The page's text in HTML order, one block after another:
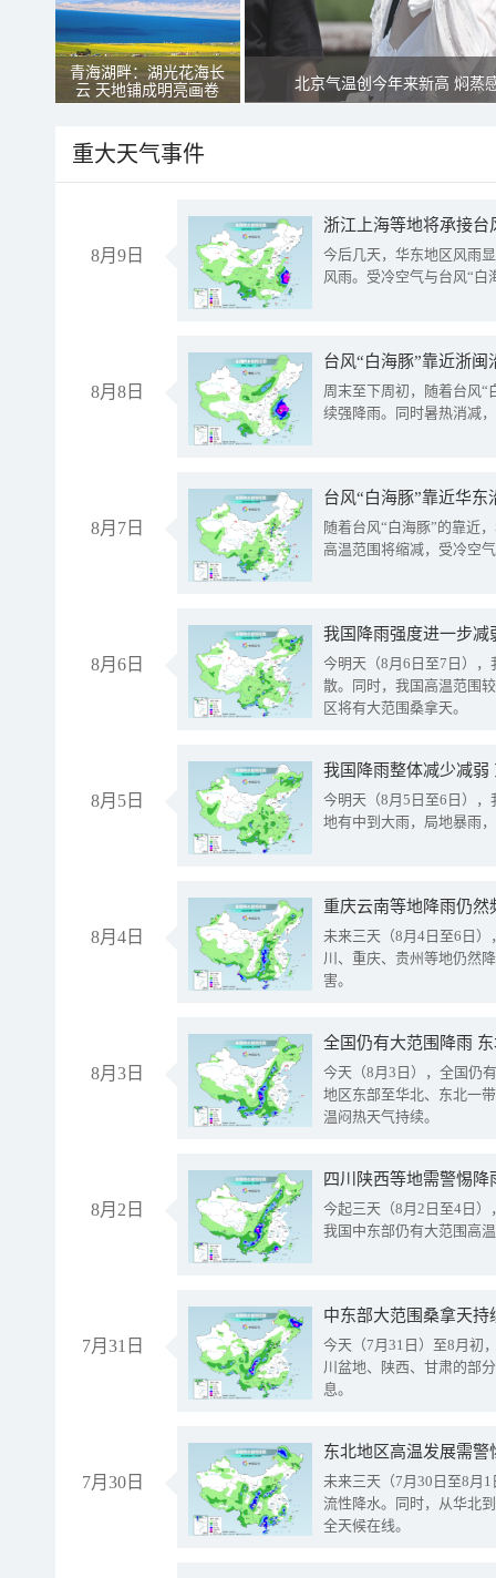
青海湖畔：湖光花海长
云 天地铺成明亮画卷
北京气温创今年来新高 焖蒸
重大天气事件
8月9日
浙江上海等地将承接台
今后几天，华东地区风雨
风雨。受冷空气与台风“白
8月8日
台风“白海豚”靠近浙
周末至下周初，随着台风“
续强降雨。同时暑热消减
8月7日
台风“白海豚”靠近华
随着台风“白海豚”的靠近
高温范围将缩减，受冷空
8月6日
今明天（8月6日至7日）
散。同时，我国高温范围
区将有大范围桑拿天。
8月5日
我国降雨整体减少减弱
今明天（8月5日至6日）
地有中到大雨，局地暴雨
8月4日
重庆云南等地降雨仍然
未来三天（8月4日至6日
川、重庆、贵州等地仍然
害。
8月3日
全国仍有大范围降雨
今天（8月3日），全国仍
地区东部至华北、东北一
温闷热天气持续。
8月2日
今起三天（8月2日至4日
我国中东部仍有大范围高
7月31日
中东部大范围桑拿天
今天（7月31日）至8月初
川盆地、陕西、甘肃的部
息。
7月30日
东北地区高温发展需
未来三天（7月30日至8月
流性降水。同时，从华北
全天候在线。